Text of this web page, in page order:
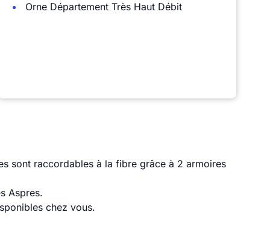
Orne Département Très Haut Débit
sont raccordables à la fibre grâce à 2 armoires
Aspres.
chez vous.